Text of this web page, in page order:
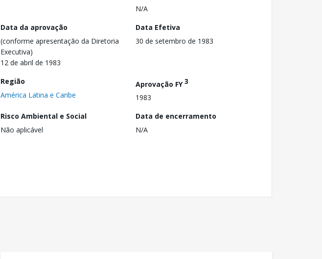
N/A
Data da aprovação
(conforme apresentação da Diretoria
Executiva)
12 de abril de 1983
Data Efetiva
30 de setembro de 1983
Região
América Latina e Caribe
Aprovação FY3
1983
Risco Ambiental e Social
Não aplicável
Data de encerramento
N/A